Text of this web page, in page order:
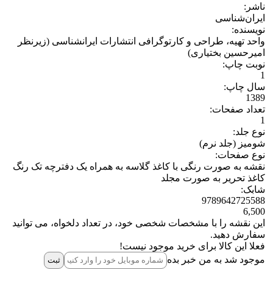
ناشر:
ایران‌شناسی
نویسنده:
واحد تهیه، طراحی و کارتوگرافی انتشارات ایرانشناسی (زیرنظر
امیرحسین بختیاری)
نوبت چاپ:
1
سال چاپ:
1389
تعداد صفحات:
1
نوع جلد:
شومیز (جلد نرم)
نوع صفحات:
نقشه به صورت رنگی با کاغذ گلاسه به همراه یک دفترچه تک رنگ
کاغذ تحریر به صورت مجلد
شابک:
9789642725588
6,500
این نقشه را با مشخصات شخصی خود، در تعداد دلخواه، می توانید
سفارش دهید.
فعلا این کالا برای خرید موجود نیست!
موجود شد به من خبر بده
ثبت‌